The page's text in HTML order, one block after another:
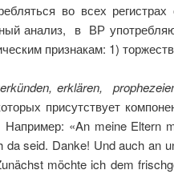
во всех
анализ, в ВР
признакам: 1)
ünden,erklären,
присутствует
Например: «An meine Eltern
seid. Danke! Und auch an
möchte ich dem